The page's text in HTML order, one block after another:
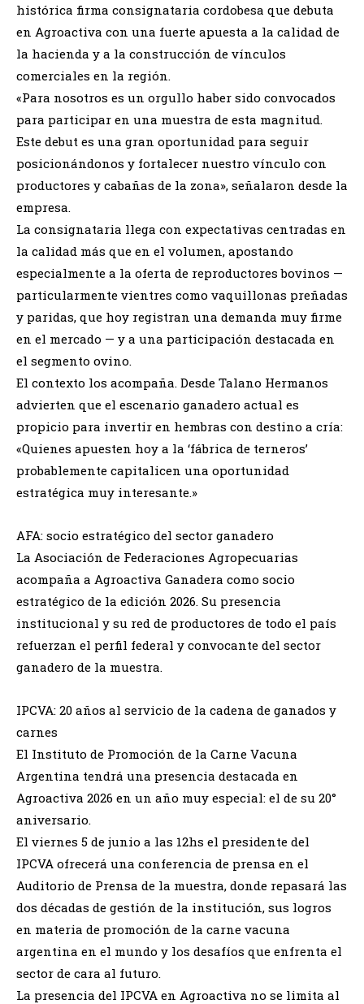
histórica firma consignataria cordobesa que debuta
en Agroactiva con una fuerte apuesta a la calidad de
la hacienda y a la construcción de vínculos
comerciales en la región.
«Para nosotros es un orgullo haber sido convocados
para participar en una muestra de esta magnitud.
Este debut es una gran oportunidad para seguir
posicionándonos y fortalecer nuestro vínculo con
productores y cabañas de la zona», señalaron desde la
empresa.
La consignataria llega con expectativas centradas en
la calidad más que en el volumen, apostando
especialmente a la oferta de reproductores bovinos —
particularmente vientres como vaquillonas preñadas
y paridas, que hoy registran una demanda muy firme
en el mercado — y a una participación destacada en
el segmento ovino.
El contexto los acompaña. Desde Talano Hermanos
advierten que el escenario ganadero actual es
propicio para invertir en hembras con destino a cría:
«Quienes apuesten hoy a la ‘fábrica de terneros’
probablemente capitalicen una oportunidad
estratégica muy interesante.»
AFA: socio estratégico del sector ganadero
La Asociación de Federaciones Agropecuarias
acompaña a Agroactiva Ganadera como socio
estratégico de la edición 2026. Su presencia
institucional y su red de productores de todo el país
refuerzan el perfil federal y convocante del sector
ganadero de la muestra.
IPCVA: 20 años al servicio de la cadena de ganados y
carnes
El Instituto de Promoción de la Carne Vacuna
Argentina tendrá una presencia destacada en
Agroactiva 2026 en un año muy especial: el de su 20°
aniversario.
El viernes 5 de junio a las 12hs el presidente del
IPCVA ofrecerá una conferencia de prensa en el
Auditorio de Prensa de la muestra, donde repasará las
dos décadas de gestión de la institución, sus logros
en materia de promoción de la carne vacuna
argentina en el mundo y los desafíos que enfrenta el
sector de cara al futuro.
La presencia del IPCVA en Agroactiva no se limita al